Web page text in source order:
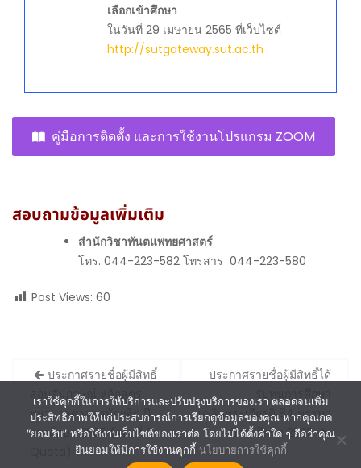
เลือกเข้าศึกษา
ในวันที่ 29 เมษายน 2565 ที่เว็บไซต์
http://sutgateway.sut.ac.th
คู่มือการติดตั้ง และการใช้งานโปรแกรม ZOOM
สอบถามข้อมูลเพิ่มเติม
สำนักวิชาทันตแพทยศาสตร์
โทร. 044-223-582 โทรสาร 044-223-580
Post Views: 60
Post
navigation
ประกาศรายชื่อผู้มีสิทธิ์
สอบสัมภาษณ์ หลักสูตร
พยาบาลศาสตรบัณฑิต ปี
การศึกษา 2565 (รอบที่ 2 :
ประกาศรายชื่อผู้มีสิทธิ์ได้
รับทุนการศึกษา
เฉลิมพระเกียรติ 84 พรรษา
ปีการศึกษา 2565
เราใช้คุกกี้ในการให้บริการและปรับปรุงบริการของเรา ตลอดจนเพิ่ม
ประสิทธิภาพให้แก่ประสบการณ์การเรียกดูข้อมูลของคุณ หากคุณกด
“ยอมรับ” หรือใช้งานเว็บไซต์ของเราต่อ โดยไม่ได้ตั้งค่าใด ๆ ถือว่าคุณ
ยินยอมให้มีการใช้งานคุกกี้ นโยบายการใช้คุกกี้